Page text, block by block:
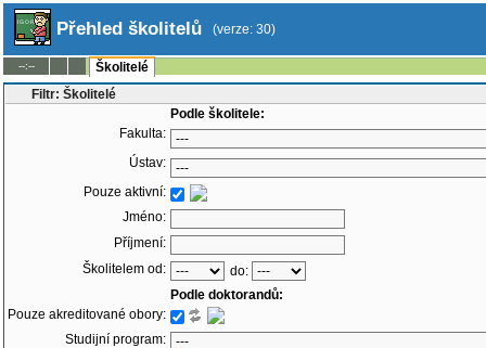
Přehled školitelů (verze: 30)
--:--
Školitelé
Filtr: Školitelé
Podle školitele:
Fakulta:
Ústav:
Pouze aktivní:
Jméno:
Příjmení:
Školitelem od:
do:
Podle doktorandů:
Pouze akreditované obory:
Studijní program: